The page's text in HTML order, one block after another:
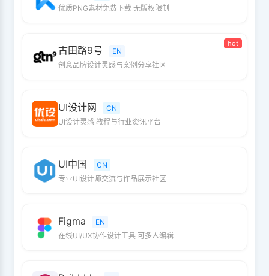
优质PNG素材免费下载 无版权限制
hot
古田路9号
EN
创意品牌设计灵感与案例分享社区
UI设计网
CN
UI设计灵感 教程与行业资讯平台
UI中国
CN
专业UI设计师交流与作品展示社区
Figma
EN
在线UI/UX协作设计工具 可多人编辑